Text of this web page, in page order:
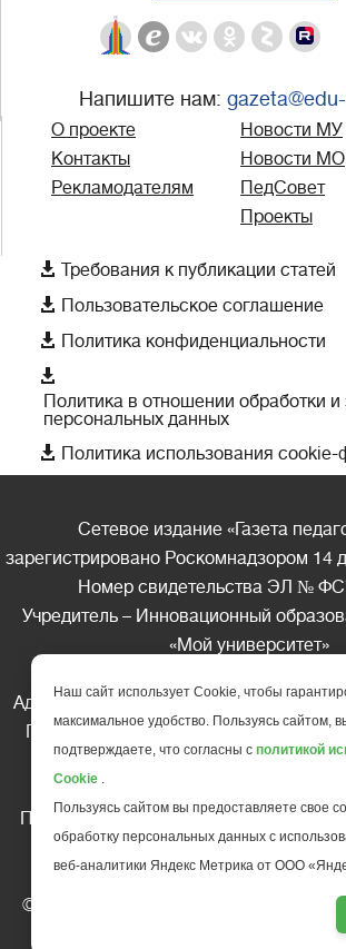
Напишите нам:
О проекте
Контакты
Рекламодателям
Новости МУ
Новости МО
ПедСовет
Проекты
 Требования к публикации статей
 Пользовательское соглашение
 Политика конфиденциальности

Политика в отношении обработки
персональных данных
 Политика использования cookie-
Сетевое издание «Газета
зарегистрировано Роскомнадзором 14
Номер свидетельства ЭЛ №
Учредитель – Инновационный
«Мой университет»
Адрес редакции: 185035 Россия,
Петрозаводск, ул. Фридриха
Телефон редакции: +7 (499)
Перепечатка материалов газеты
письменного разрешения
Ссылка на «Газету педагогов»
© АНО ДПО "Инновационный
повышения квалификации и
Наш сайт использует Cookie, чтобы
максимальное удобство. Пользуясь сайтом,
подтверждаете, что согласны с политикой
Cookie .
Пользуясь сайтом вы предоставляете свое
обработку персональных данных с
веб-аналитики Яндекс Метрика от ООО